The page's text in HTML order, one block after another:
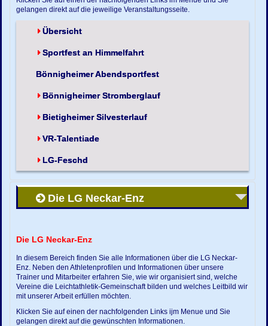
gelangen direkt auf die jeweilige Veranstaltungsseite.
Übersicht
Sportfest an Himmelfahrt
Bönnigheimer Abendsportfest
Bönnigheimer Stromberglauf
Bietigheimer Silvesterlauf
VR-Talentiade
LG-Feschd
Die LG Neckar-Enz
Die LG Neckar-Enz
In diesem Bereich finden Sie alle Informationen über die LG Neckar-
Enz. Neben den Athletenprofilen und Informationen über unsere
Trainer und Mitarbeiter erfahren Sie, wie wir organisiert sind, welche
Vereine die Leichtathletik-Gemeinschaft bilden und welches Leitbild wir
mit unserer Arbeit erfüllen möchten.
Klicken Sie auf einen der nachfolgenden Links ijm Menue und Sie
gelangen direkt auf die gewünschten Informationen.